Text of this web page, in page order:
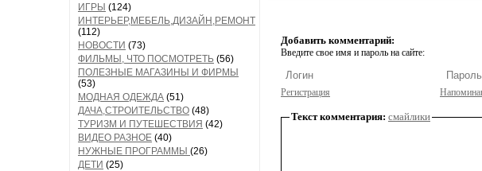
ИГРЫ (124)
ИНТЕРЬЕР,МЕБЕЛЬ,ДИЗАЙН,РЕМОНТ
(112)
НОВОСТИ (73)
ФИЛЬМЫ, ЧТО ПОСМОТРЕТЬ (56)
ПОЛЕЗНЫЕ МАГАЗИНЫ И ФИРМЫ
(53)
МОДНАЯ ОДЕЖДА (51)
ДАЧА,СТРОИТЕЛЬСТВО (48)
ТУРИЗМ И ПУТЕШЕСТВИЯ (42)
ВИДЕО РАЗНОЕ (40)
НУЖНЫЕ ПРОГРАММЫ (26)
ДЕТИ (25)
Добавить комментарий:
Введите свое имя и пароль на сайте:
Регистрация
Текст комментария: смайлики